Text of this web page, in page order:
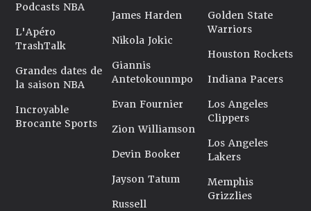
Podcasts NBA
L'Apéro
TrashTalk
Grandes dates de
la saison NBA
Incroyable
Brocante Sports
James Harden
Nikola Jokic
Giannis
Antetokounmpo
Evan Fournier
Zion Williamson
Devin Booker
Jayson Tatum
Russell
Golden State
Warriors
Houston Rockets
Indiana Pacers
Los Angeles
Clippers
Los Angeles
Lakers
Memphis
Grizzlies